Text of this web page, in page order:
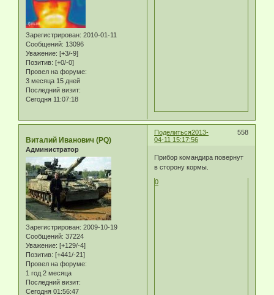
Зарегистрирован: 2010-01-11
Сообщений: 13096
Уважение: [+3/-9]
Позитив: [+0/-0]
Провел на форуме:
3 месяца 15 дней
Последний визит:
Сегодня 11:07:18
Поделиться 558
2013-
04-11 15:17:56
Виталий Иванович (PQ)
Администратор
Зарегистрирован: 2009-10-19
Сообщений: 37224
Уважение: [+129/-4]
Позитив: [+441/-21]
Провел на форуме:
1 год 2 месяца
Последний визит:
Сегодня 01:56:47
Прибор командира повернут
в сторону кормы.
0